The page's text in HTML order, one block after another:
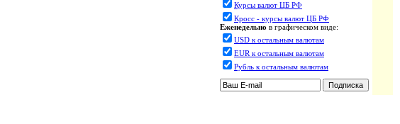
Курсы валют ЦБ РФ
Кросс - курсы валют ЦБ РФ
Еженедельно в графическом виде:
USD к остальным валютам
EUR к остальным валютам
Рубль к остальным валютам